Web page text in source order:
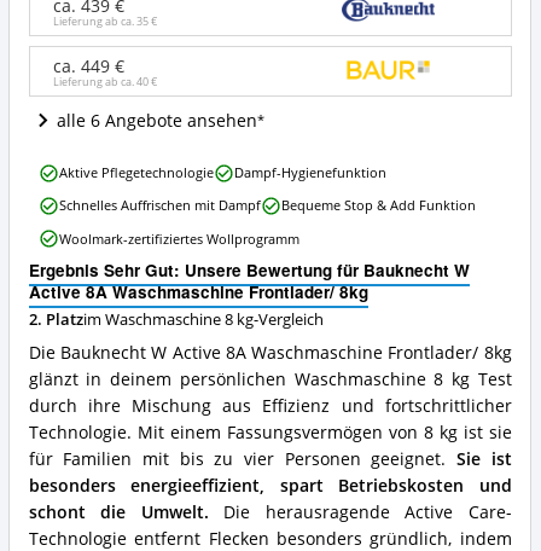
Waschmaschine
Frontlader/
8kg
Angebote:
Wo
ist
Waschmaschine
kg
erhältlich?
ca. 439 €
Lieferung ab ca.35 €
ca. 449 €
Lieferung ab ca.40 €
alle 6 Angebote ansehen
Ergebnis Sehr Gut: Unsere Bewertung für Bauknecht W
Active 8A Waschmaschine Frontlader/ 8kg
2. Platzim Waschmaschine 8 kg-Vergleich
Die Bauknecht W Active 8A Waschmaschine Frontlader/ 8kg
glänzt in deinem persönlichen Waschmaschine 8 kg Test
durch ihre Mischung aus Effizienz und fortschrittlicher
Technologie. Mit einem Fassungsvermögen von 8 kg ist sie
für Familien mit bis zu vier Personen geeignet.Sie ist
besonders energieeffizient, spart Betriebskosten und
schont die Umwelt. Die herausragende Active Care-
Technologie entfernt Flecken besonders gründlich, indem
Bauknecht
Active
8A
Waschmaschine
Frontlader/
8kg
Vorteile:
Was
spricht
für
diese
Waschmaschine
8
kg?
Aktive Pflegetechnologie
Dampf-Hygienefunktion
Schnelles Auffrischen mit Dampf
Bequeme Stop & Add Funktion
Woolmark-zertifiziertes Wollprogramm